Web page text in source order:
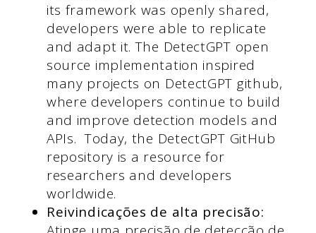
its framework was openly shared,
developers were able to replicate
and adapt it. The DetectGPT open
source implementation inspired
many projects on DetectGPT github,
where developers continue to build
and improve detection models and
APIs. Today, the DetectGPT GitHub
repository is a resource for
researchers and developers
worldwide.
Reivindicações de alta precisão: